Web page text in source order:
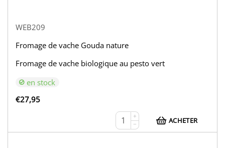
WEB209
Fromage de vache Gouda nature
Fromage de vache biologique au pesto vert
en stock
€27,95
+
−
ACHETER